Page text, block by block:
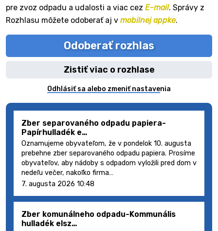
pre zvoz odpadu a udalosti a viac cez E-mail. Správy z
Rozhlasu môžete odoberať aj v mobilnej appke.
Odoberať rozhlas
Zistiť viac o rozhlase
Odhlásiť sa alebo zmeniť nastavenia
Zber separovaného odpadu papiera-
Papírhulladék e…
Oznamujeme obyvateľom, že v pondelok 10. augusta
prebehne zber separovaného odpadu papiera. Prosíme
obyvateľov, aby nádoby s odpadom vyložili pred dom v
nedeľu večer, nakoľko firma…
7. augusta 2026 10:48
Zber komunálneho odpadu-Kommunális
hulladék elsz…